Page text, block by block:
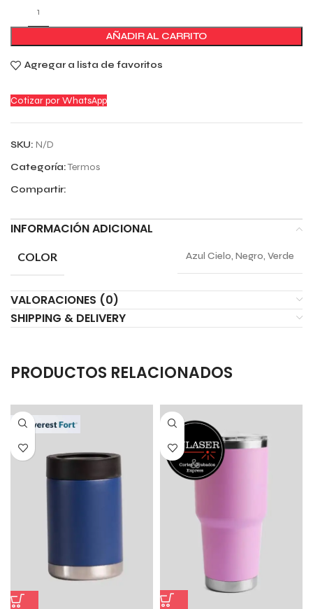
AÑADIR AL CARRITO
Agregar a lista de favoritos
Cotizar por WhatsApp
SKU: N/D
Categoría:Termos
Compartir:
INFORMACIÓN ADICIONAL
COLOR Azul Cielo, Negro, Verde
VALORACIONES (0)
SHIPPING & DELIVERY
PRODUCTOS RELACIONADOS